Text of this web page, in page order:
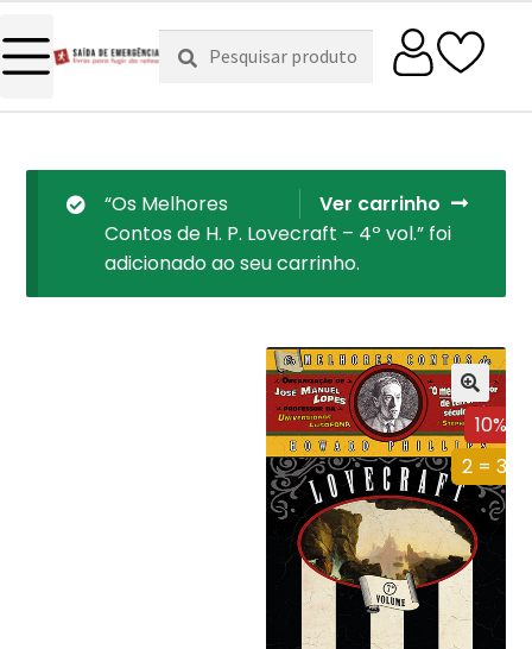
Pesquisar
por:
Pesquisa
Ver carrinho
“Os Melhores
Contos de H. P. Lovecraft – 4º vol.” foi
adicionado ao seu carrinho.
10%
2 = 3